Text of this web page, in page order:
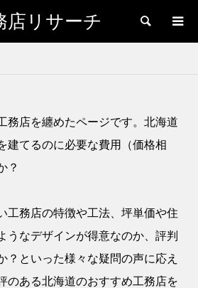
店リサーチ 検索
務店を纏めたページです。北海道
建てるのに必要な費用（価格相
？
工務店の特徴や工法、坪単価や住
うなデザインが得意なのか、評判
？といった様々な疑問の声に応え
のある北海道のおすすめ工務店を